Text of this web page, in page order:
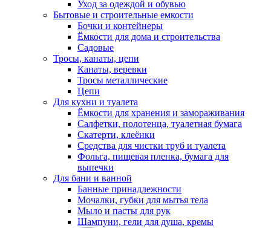
Уход за одеждой и обувью
Бытовые и строительные емкости
Бочки и контейнеры
Ёмкости для дома и строительства
Садовые
Тросы, канаты, цепи
Канаты, веревки
Тросы металлические
Цепи
Для кухни и туалета
Ёмкости для хранения и замораживания
Салфетки, полотенца, туалетная бумага
Скатерти, клеёнки
Средства для чистки труб и туалета
Фольга, пищевая пленка, бумага для
выпечки
Для бани и ванной
Банные принадлежности
Мочалки, губки для мытья тела
Мыло и пасты для рук
Шампуни, гели для душа, кремы